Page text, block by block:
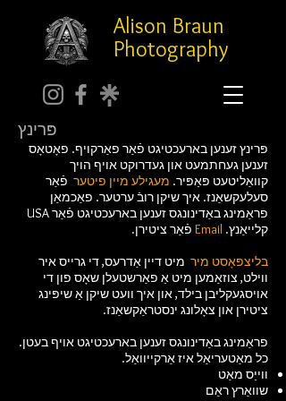
Alison Braun
Photography
פּרינץ
פּרינץ זענען בארעכטיגט פֿאַר פאַרקויף. פאָטאָס
זענען געחתמעט און געדרוקט אויף הויך
קוואַליטעט פּאַפּיר. מעגילע מיין פיטער פֿאַר
סעלעקשאַנז. איך שיקן רובֿ ערטער. פאַכמאַן
פראַמינג באַדינונגס זענען בארעכטיגט פֿאַר USA
קלייאַנץ. Email פֿאַר ציטירן.
בליצפּאָסט מיר מיט דיין אַדרעס, די גרייס איר
ווילט, צוזאַמען מיט אַ פאַרשטעלן שאָס פון די
אויסגעקליבן בילד, און איך וועט שיקן אַ שיפּינג
ציטירן און צאָלונג ינסטראַקשאַנז.
פראַמינג באַדינונגס זענען בארעכטיגט אויף בעטן.
כל מאַטעריאַל איז אַרקייוואַל.
ווייַס מאַט
שוואַרץ ראַם